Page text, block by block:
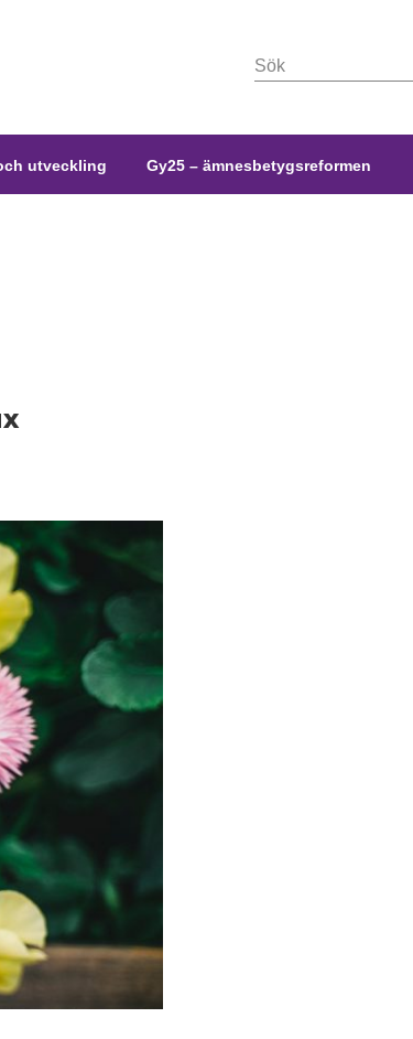
Sök
utveckling Gy25 – ämnesbetygsreformen